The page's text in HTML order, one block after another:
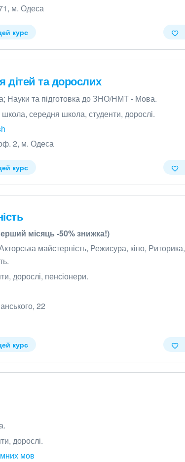
м. Одеса
курс
дітей та дорослих
Науки та підготовка до ЗНО/НМТ - Мова.
середня школа, студенти, дорослі.
2, м. Одеса
курс
місяць -50% знижка!)
майстерність, Режисура, кіно, Риторика,
дорослі, пенсіонери.
22
курс
дорослі.
мов